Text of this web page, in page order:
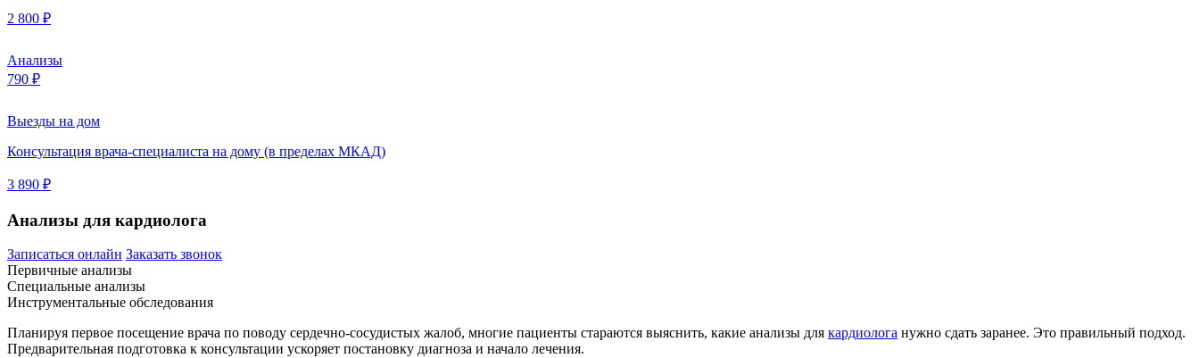
2 800 ₽
Анализы
790 ₽
Выезды на дом
Консультация врача-специалиста на дому (в пределах МКАД)
3 890 ₽
Анализы для кардиолога
Записаться онлайн Заказать звонок
Первичные анализы
Специальные анализы
Инструментальные обследования
Планируя первое посещение врача по поводу сердечно-сосудистых жалоб, многие пациенты стараются выяснить, какие анализы для кардиолога нужно сдать заранее. Это правильный подход.
Предварительная подготовка к консультации ускоряет постановку диагноза и начало лечения.